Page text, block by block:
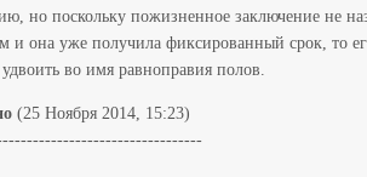
но поскольку пожизненное заключение не
и она уже получила фиксированный срок, то
во имя равноправия полов.
(25 Ноября 2014, 15:23)